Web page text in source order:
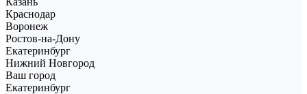
Краснодар
Воронеж
Ростов-на-Дону
Екатеринбург
Нижний Новгород
Ваш город
Екатеринбург